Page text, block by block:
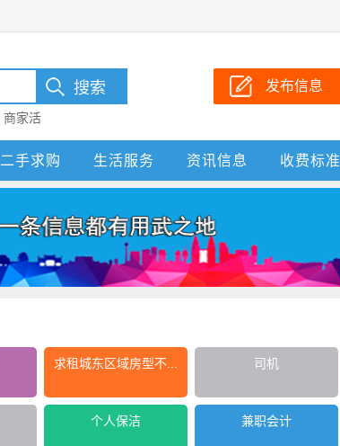
商家活
发布信息
二手求购 生活服务 资讯信息 收费标准
求租城东区域房型不... 司机
个人保洁 兼职会计